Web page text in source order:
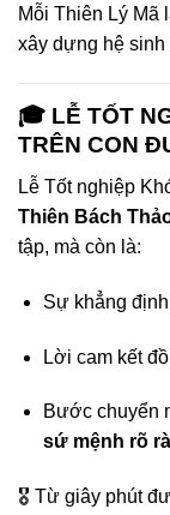
Mỗi Thiên Lý Mã
xây dựng hệ sinh
🎓 LỄ TỐT
TRÊN CON
Lễ Tốt nghiệp
Thiên Bách
tập, mà còn là:
Sự khẳng
Lời cam kết
Bước chuyển
sứ mệnh rõ
🎖️ Từ giây phút